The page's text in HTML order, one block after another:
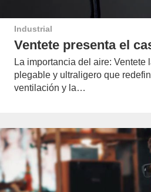
Industrial
Ventete presenta el
La importancia del aire: Ventete
plegable y ultraligero que
ventilación y la…